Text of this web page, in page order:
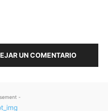
UN COMENTARIO
-